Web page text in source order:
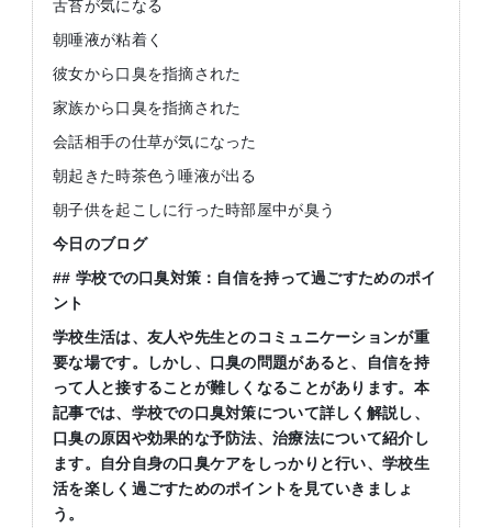
舌苔が気になる
朝唾液が粘着く
彼女から口臭を指摘された
家族から口臭を指摘された
会話相手の仕草が気になった
朝起きた時茶色う唾液が出る
朝子供を起こしに行った時部屋中が臭う
今日のブログ
## 学校での口臭対策：自信を持って過ごすためのポイ
ント
学校生活は、友人や先生とのコミュニケーションが重
要な場です。しかし、口臭の問題があると、自信を持
って人と接することが難しくなることがあります。本
記事では、学校での口臭対策について詳しく解説し、
口臭の原因や効果的な予防法、治療法について紹介し
ます。自分自身の口臭ケアをしっかりと行い、学校生
活を楽しく過ごすためのポイントを見ていきましょ
う。